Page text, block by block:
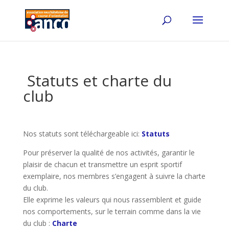
Statuts et charte du
club
Nos statuts sont téléchargeable ici: Statuts
Pour préserver la qualité de nos activités, garantir le
plaisir de chacun et transmettre un esprit sportif
exemplaire, nos membres s’engagent à suivre la charte
du club.
Elle exprime les valeurs qui nous rassemblent et guide
nos comportements, sur le terrain comme dans la vie
du club : Charte